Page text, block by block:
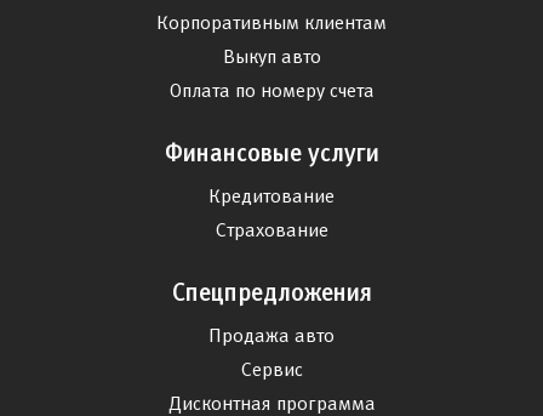
Корпоративным клиентам
Выкуп авто
Оплата по номеру счета
Финансовые услуги
Кредитование
Страхование
Спецпредложения
Продажа авто
Сервис
Дисконтная программа